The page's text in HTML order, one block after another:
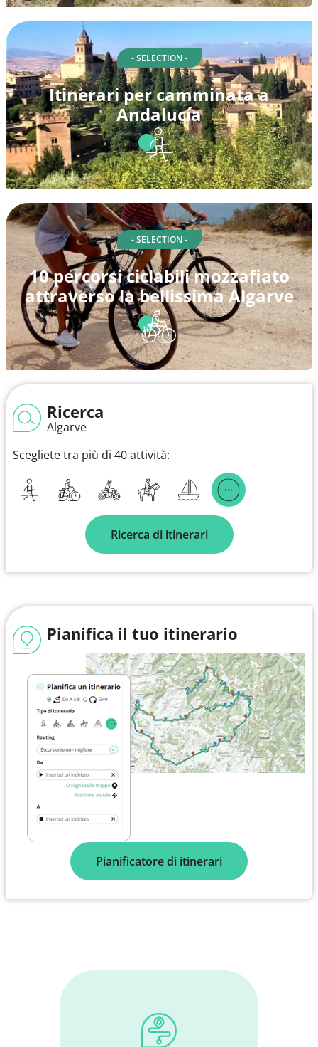
- SELECTION -
Itinerari per camminata a
Andalucía
- SELECTION -
10 percorsi ciclabili mozzafiato
attraverso la bellissima Algarve
Ricerca
Algarve
Scegliete tra più di 40 attività:
Ricerca di itinerari
Pianifica il tuo itinerario
Pianificatore di itinerari